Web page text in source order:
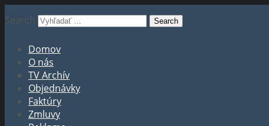
Search
Domov
O nás
TV Archív
Objednávky
Faktúry
Zmluvy